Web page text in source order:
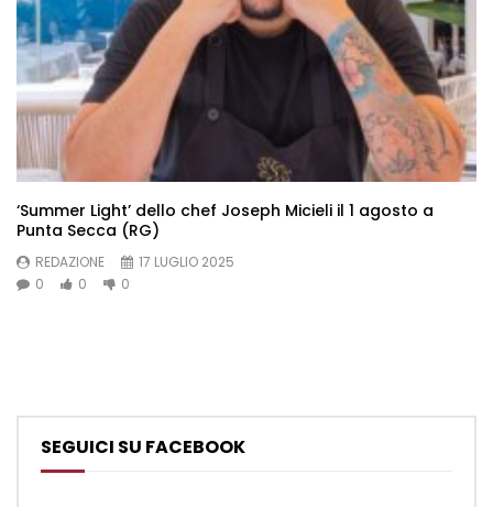
‘Summer Light’ dello chef Joseph Micieli il 1 agosto a
Punta Secca (RG)
REDAZIONE
17 LUGLIO 2025
0
0 0
SEGUICI SU FACEBOOK